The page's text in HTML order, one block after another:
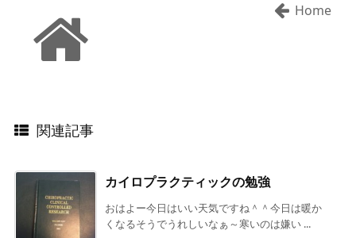
Home
関連記事
カイロプラクティックの勉強
おはよー今日はいい天気ですね＾＾今日は暖か
くなるそうでうれしいなぁ～寒いのは嫌い ...